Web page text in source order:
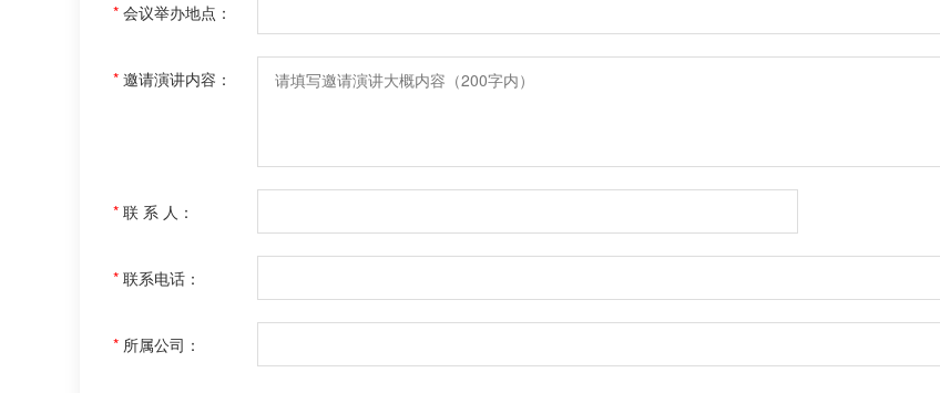
* 会议举办地点：
* 邀请演讲内容：
* 联 系 人：
* 联系电话：
* 所属公司：